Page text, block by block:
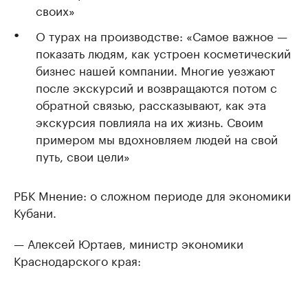
своих»
О турах на производстве: «Самое важное —
показать людям, как устроен косметический
бизнес нашей компании. Многие уезжают
после экскурсий и возвращаются потом с
обратной связью, рассказывают, как эта
экскурсия повлияла на их жизнь. Своим
примером мы вдохновляем людей на свой
путь, свои цели»
РБК Мнение: о сложном периоде для экономики
Кубани.
— Алексей Юртаев, министр экономики
Краснодарского края: